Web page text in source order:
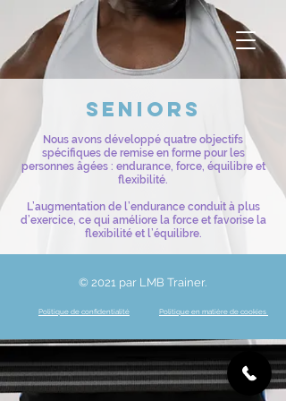
Seniors
Nous avons développé quatre objectifs
spécifiques de remise en forme pour les
personnes âgées : endurance, force, équilibre et
flexibilité.
L’augmentation de l’endurance conduit à plus
d’exercice, ce qui améliore la force et favorise la
flexibilité et l’équilibre.
© 2021 par LMB Trainer.
Politique en matière de cookies
Politique de confidentialité